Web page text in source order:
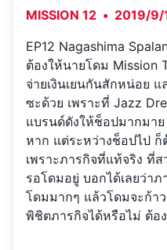
MISSION 12 • 2019/9/
EP12 Nagashima
ต้องให้นายโดม Mission
จ่ายเงินเยนกันสักหน่อย แ
ซะด้วย เพราะที่ Jazz
แบรนด์ดังให้ช็อปมากมา
หาก แต่ระหว่างช็อปไป ก็
เพราะภารกิจที่แท้จริง ที่
รอโดมอยู่ บอกได้เลยว่า
โดมมากๆ แล้วโดมจะก้า
พิชิตภารกิจได้หรือไม่ ต้อ